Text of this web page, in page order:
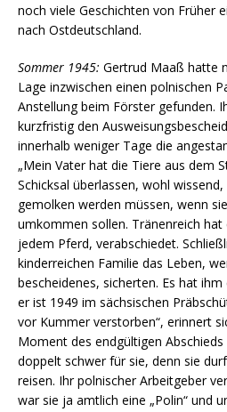
noch viele Geschichten von Früher
nach Ostdeutschland.
Sommer 1945: Gertrud Maaß hatte
Lage inzwischen einen polnischen
Anstellung beim Förster gefunden.
kurzfristig den
innerhalb weniger Tage die
„Mein Vater hat die Tiere aus dem
Schicksal überlassen, wohl
gemolken werden müssen, wenn
umkommen sollen. Tränenreich hat
jedem Pferd, verabschiedet.
kinderreichen Familie das Leben,
bescheidenes, sicherten. Es hat
er ist 1949 im sächsischen
vor Kummer verstorben“, erinnert
Moment des endgültigen
doppelt schwer für sie, denn sie
reisen. Ihr polnischer Arbeitgeber
war sie ja amtlich eine „Polin“ und